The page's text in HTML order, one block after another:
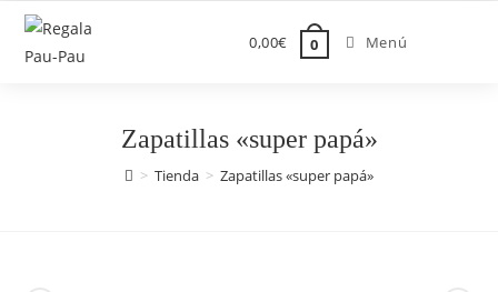
Saltar
contenido
0,00€ 0 Menú
Zapatillas «super papá»
> Tienda > Zapatillas «super papá»